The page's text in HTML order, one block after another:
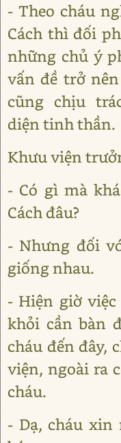
- Theo cháu
Cách thì đối
những chủ ý
vấn đề trở
cũng chịu
diện tinh thần.
Khưu viện
- Có gì mà
Cách đâu?
- Nhưng đối
giống nhau.
- Hiện giờ
khỏi cần bàn
cháu đến đây,
viện, ngoài ra
cháu.
- Dạ, cháu xin